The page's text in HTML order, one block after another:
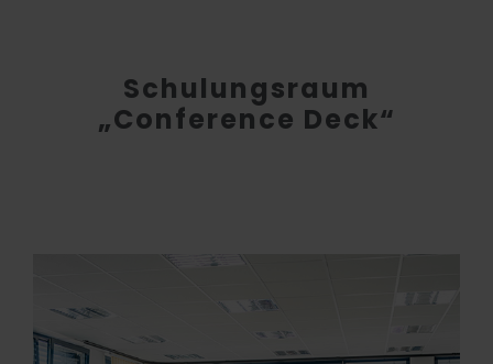
Schulungsraum
„Conference Deck“